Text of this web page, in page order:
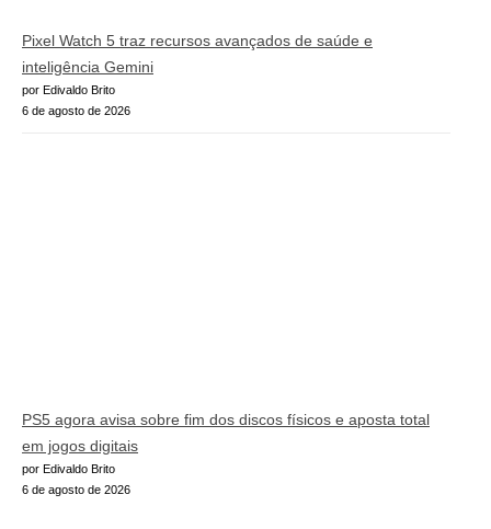
Pixel Watch 5 traz recursos avançados de saúde e
inteligência Gemini
por Edivaldo Brito
6 de agosto de 2026
PS5 agora avisa sobre fim dos discos físicos e aposta total
em jogos digitais
por Edivaldo Brito
6 de agosto de 2026